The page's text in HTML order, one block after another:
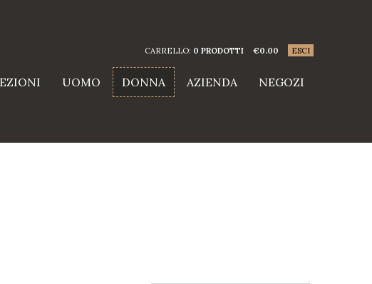
CARRELLO: 0 PRODOTTI €0.00 ESCI
UOMO DONNA AZIENDA NEGOZI